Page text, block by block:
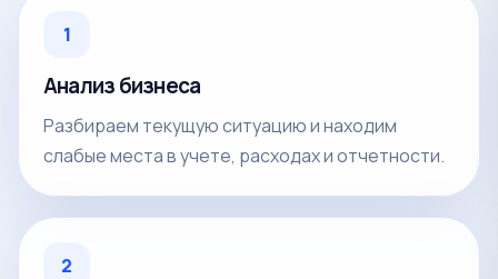
1
Анализ бизнеса
Разбираем текущую ситуацию и находим
слабые места в учете, расходах и отчетности.
2